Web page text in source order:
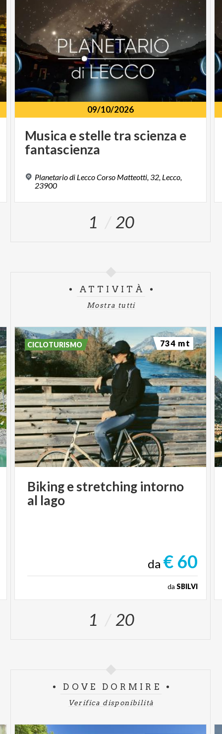
09/10/2026
Musica estelletra scienza e
fantascienza
Planetario di Lecco Corso Matteotti, 32, Lecco,
23900
1 20
ATTIVITÀ
Mostra tutti
Bikingestretching intorno
al lago
da € 60
da SBILVI
CICLOTURISMO 734 mt
1 20
DOVE DORMIRE
Verifica disponibilità